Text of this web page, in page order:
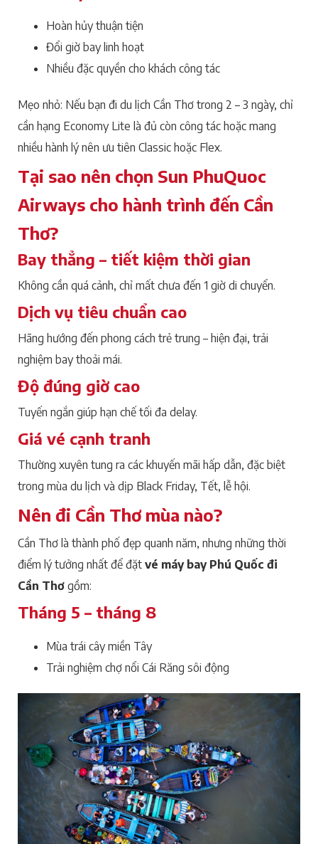
Hoàn hủy thuận tiện
Đổi giờ bay linh hoạt
Nhiều đặc quyền cho khách công tác
Mẹo nhỏ: Nếu bạn đi du lịch Cần Thơ trong 2 – 3 ngày, chỉ
cần hạng Economy Lite là đủ còn công tác hoặc mang
nhiều hành lý nên ưu tiên Classic hoặc Flex.
Tại sao nên chọn Sun PhuQuoc
Airways cho hành trình đến Cần
Thơ?
Bay thẳng – tiết kiệm thời gian
Không cần quá cảnh, chỉ mất chưa đến 1 giờ di chuyển.
Dịch vụ tiêu chuẩn cao
Hãng hướng đến phong cách trẻ trung – hiện đại, trải
nghiệm bay thoải mái.
Độ đúng giờ cao
Tuyến ngắn giúp hạn chế tối đa delay.
Giá vé cạnh tranh
Thường xuyên tung ra các khuyến mãi hấp dẫn, đặc biệt
trong mùa du lịch và dịp Black Friday, Tết, lễ hội.
Nên đi Cần Thơ mùa nào?
Cần Thơ là thành phố đẹp quanh năm, nhưng những thời
điểm lý tưởng nhất để đặt vé máy bay Phú Quốc đi
Cần Thơ gồm:
Tháng 5 – tháng 8
Mùa trái cây miền Tây
Trải nghiệm chợ nổi Cái Răng sôi động